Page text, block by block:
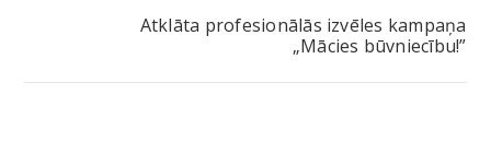
Atklāta profesionālās izvēles kampaņa
„Mācies būvniecību!”